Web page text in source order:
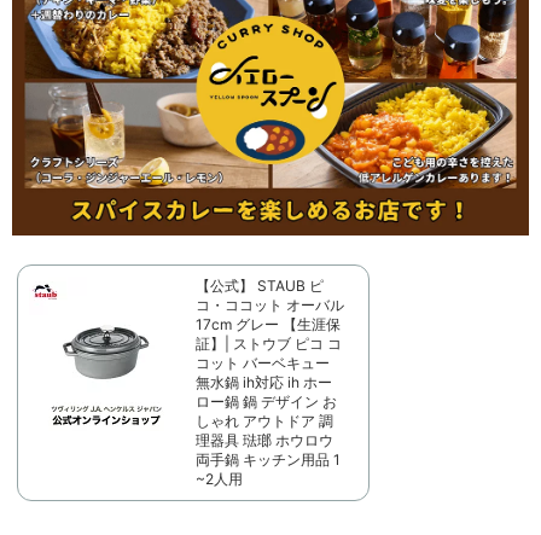
【公式】 STAUB ピ
コ・ココット オーバル
17cm グレー 【生涯保
証】| ストウブ ピコ コ
コット バーベキュー
無水鍋 ih対応 ih ホー
ロー鍋 鍋 デザイン お
しゃれ アウトドア 調
理器具 琺瑯 ホウロウ
両手鍋 キッチン用品 1
~2人用